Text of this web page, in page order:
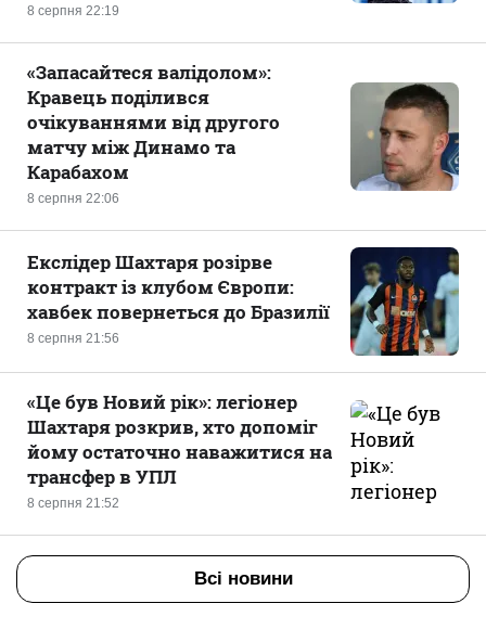
8 серпня 22:19
8 серпня 22:06
«Запасайтеся валідолом»:
Кравець поділився
очікуваннями від другого
матчу між Динамо та
Карабахом
8 серпня 21:56
Екслідер Шахтаря розірве
контракт із клубом Європи:
хавбек повернеться до Бразилії
8 серпня 21:52
«Це був Новий рік»: легіонер
Шахтаря розкрив, хто допоміг
йому остаточно наважитися на
трансфер в УПЛ
Всі новини